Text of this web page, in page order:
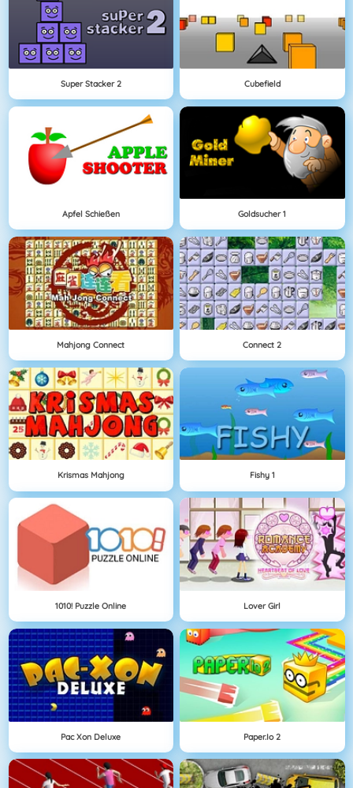
Super Stacker 2 Cubefield
Apfel Schießen Goldsucher 1
Mahjong Connect Connect 2
Krismas Mahjong Fishy 1
1010! Puzzle Online Lover Girl
Pac Xon Deluxe Paper.io 2